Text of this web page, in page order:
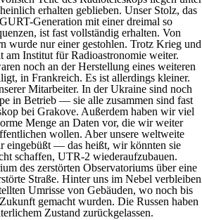
erhalten geblieben. Unser Stolz, das
Generation mit einer dreimal so
ist fast vollständig erhalten. Von
wurde nur einer gestohlen. Trotz Krieg und
am Institut für Radioastronomie weiter.
noch an der Herstellung eines weiteren
in Frankreich. Es ist allerdings kleiner.
Mitarbeiter. In der Ukraine sind noch
in Betrieb — sie alle zusammen sind fast
bei Grakove. Außerdem haben wir viel
Menge an Daten vor, die wir weiter
wollen. Aber unsere weltweite
eingebüßt — das heißt, wir könnten sie
schaffen, UTR-2 wiederaufzubauen.
des zerstörten Observatoriums über eine
Straße. Hinter uns im Nebel verbleiben
Umrisse von Gebäuden, wo noch bis
gemacht wurden. Die Russen haben
Zustand zurückgelassen.